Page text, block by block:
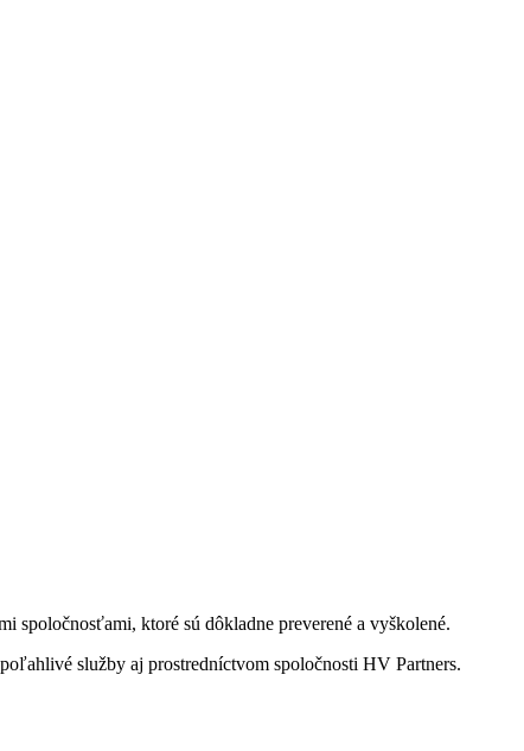
spoločnosťami, ktoré sú dôkladne preverené a vyškolené.
služby aj prostredníctvom spoločnosti HV Partners.